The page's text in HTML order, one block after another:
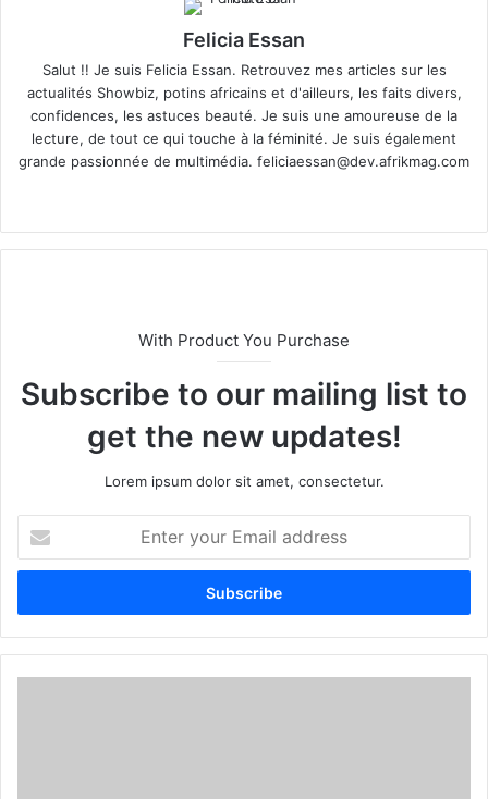
Felicia Essan
Salut !! Je suis Felicia Essan. Retrouvez mes articles sur les
actualités Showbiz, potins africains et d'ailleurs, les faits divers,
confidences, les astuces beauté. Je suis une amoureuse de la
lecture, de tout ce qui touche à la féminité. Je suis également
grande passionnée de multimédia. feliciaessan@dev.afrikmag.com
te
With Product You Purchase
Subscribe to our mailing list to
get the new updates!
Lorem ipsum dolor sit amet, consectetur.
t
r
y